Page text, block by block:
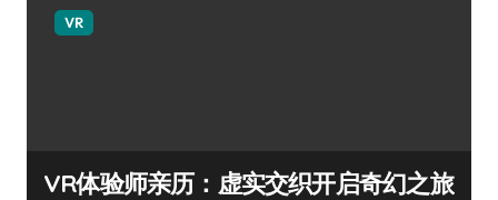
VR
VR体验师亲历：虚实交织开启奇幻之旅